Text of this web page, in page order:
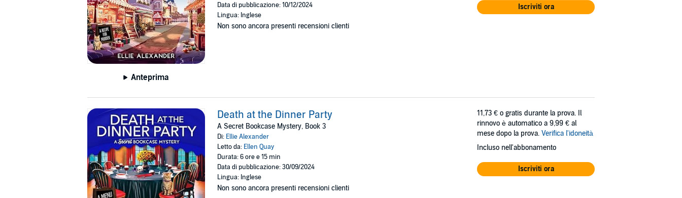
Anteprima
Data di pubblicazione: 10/12/2024
Lingua: Inglese
Non sono ancora presenti recensioni clienti
Iscriviti ora
Death at the Dinner Party
A Secret Bookcase Mystery, Book 3
Di: Ellie Alexander
Letto da: Ellen Quay
Durata: 6 ore e 15 min
Data di pubblicazione: 30/09/2024
Lingua: Inglese
Non sono ancora presenti recensioni clienti
11,73 € o gratis durante la prova. Il
rinnovo è automatico a 9,99 € al
mese dopo la prova. Verifica l'idoneità
Incluso nell'abbonamento
Iscriviti ora